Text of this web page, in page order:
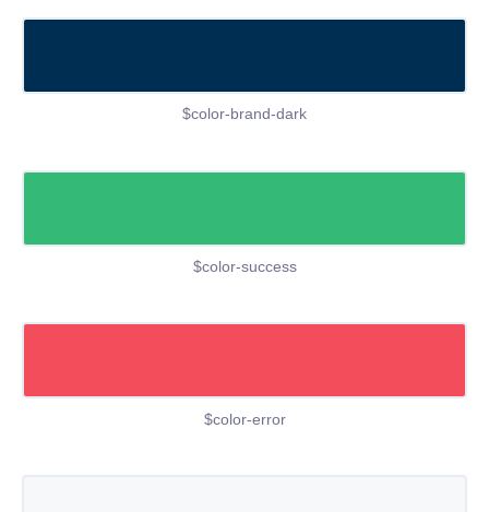
$color-brand-dark
$color-success
$color-error